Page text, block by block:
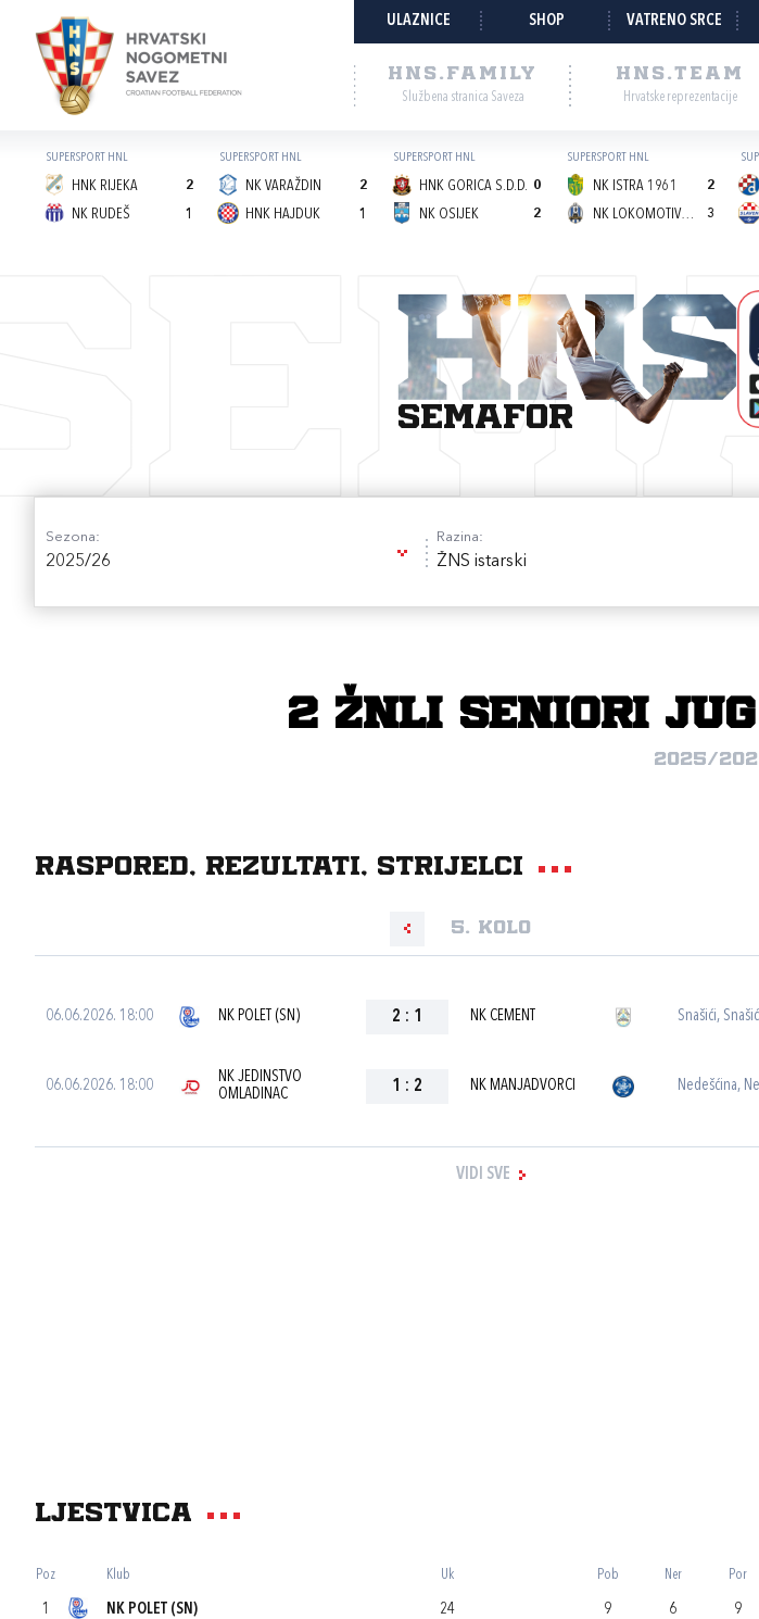
ULAZNICE SHOP VATRENO SRCE
HNS.FAMILY
Službena stranica Saveza
HNS.TEAM
Hrvatske reprezentacije
SUPERSPORT HNL
HNK RIJEKA
2
1
NK RUDEŠ
SUPERSPORT HNL
NK VARAŽDIN
2
1
HNK HAJDUK
SUPERSPORT HNL
HNK GORICA S.D.D. 0
2
NK OSIJEK
SUPERSPORT HNL
NK ISTRA 1961
2
3
NK LOKOMOTIVA (Z)
semafor
Sezona:
2025/26
Razina:
ŽNS istarski
2 ŽNLI SENIORI
2025/
Raspored, rezultati, strijelci
5. kolo
06.06.2026. 18:00 NK POLET (SN) 2 : 1 NK CEMENT Snašići,
06.06.2026. 18:00
NK JEDINSTVO
OMLADINAC
1 : 2 NK MANJADVORCI Nedešćina,
VIDI SVE
Ljestvica
Poz Klub Uk Pob Ner Por
1 NK POLET (SN) 24 9 6 9